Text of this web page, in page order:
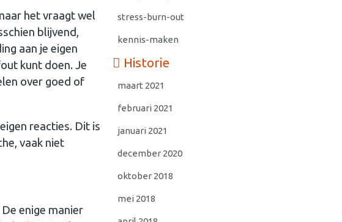
het vraagt wel
blijvend,
aan je eigen
kunt doen. Je
over goed of
reacties. Dit is
vaak niet
enige manier
stress-burn-out
kennis-maken
Historie
maart 2021
februari 2021
januari 2021
december 2020
oktober 2018
mei 2018